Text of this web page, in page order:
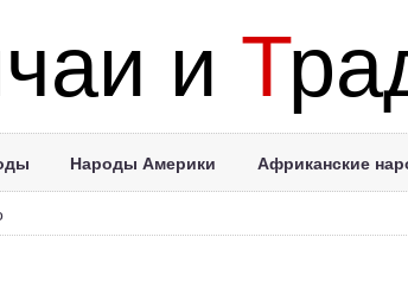
и Т
Народы Америки Африканские